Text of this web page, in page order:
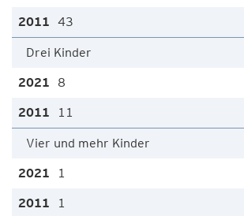
43
Drei Kinder
8
11
Vier und mehr Kinder
1
1